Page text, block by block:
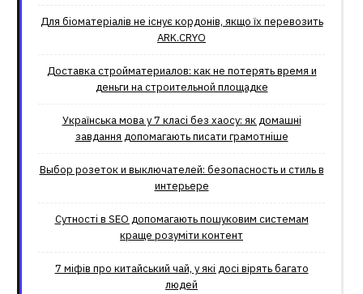
Для біоматеріалів не існує кордонів, якщо їх перевозить
ARK.CRYO
Доставка стройматериалов: как не потерять время и
деньги на строительной площадке
Українська мова у 7 класі без хаосу: як домашні
завдання допомагають писати грамотніше
Выбор розеток и выключателей: безопасность и стиль в
интерьере
Сутності в SEO допомагають пошуковим системам
краще розуміти контент
7 міфів про китайський чай, у які досі вірять багато
людей